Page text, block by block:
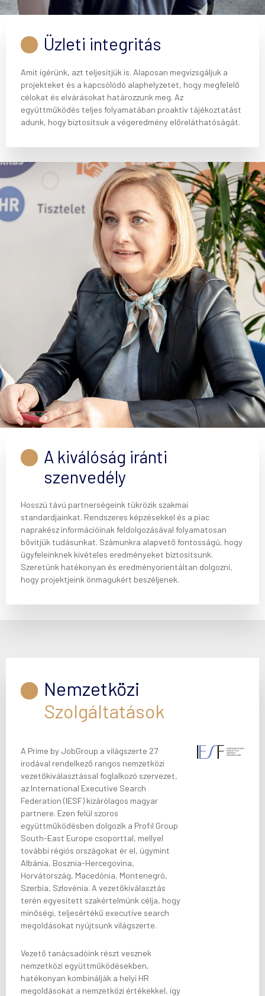
Üzleti integritás
Amit ígérünk, azt teljesítjük is. Alaposan megvizsgáljuk a
projekteket és a kapcsólódó alaphelyzetet, hogy megfelelő
célokat és elvárásokat határozzunk meg. Az
együttműködés teljes folyamatában proaktív tájékoztatást
adunk, hogy biztosítsuk a végeredmény előreláthatóságát.
A kiválóság iránti
szenvedély
Hosszú távú partnerségeink tükrözik szakmai
standardjainkat. Rendszeres képzésekkel és a piac
naprakész információinak feldolgozásával folyamatosan
bővítjük tudásunkat. Számunkra alapvető fontosságú, hogy
ügyfeleinknek kivételes eredményeket biztosítsunk.
Szeretünk hatékonyan és eredményorientáltan dolgozni,
hogy projektjeink önmagukért beszéljenek.
Nemzetközi
Szolgáltatások
A Prime by JobGroup a világszerte 27
irodával rendelkező rangos nemzetközi
vezetőkiválasztással foglalkozó szervezet,
az International Executive Search
Federation (IESF) kizárólagos magyar
partnere. Ezen felül szoros
együttműködésben dolgozik a Profil Group
South-East Europe csoporttal, mellyel
további régiós országokat ér el, úgymint
Albánia, Bosznia-Hercegovina,
Horvátország, Macedónia, Montenegró,
Szerbia, Szlovénia. A vezetőkiválasztás
terén egyesített szakértelmünk célja, hogy
minőségi, teljesértékű executive search
megoldásokat nyújtsunk világszerte.
Vezető tanácsadóink részt vesznek
nemzetközi együttműködésekben,
hatékonyan kombinálják a helyi HR
megoldásokat a nemzetközi értékekkel, így